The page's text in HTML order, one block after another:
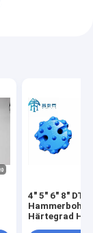
4" 5" 6" 8"
Härtegrad